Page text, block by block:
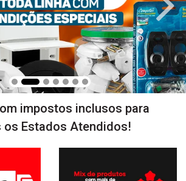
impostos inclusos para
os Estados Atendidos!